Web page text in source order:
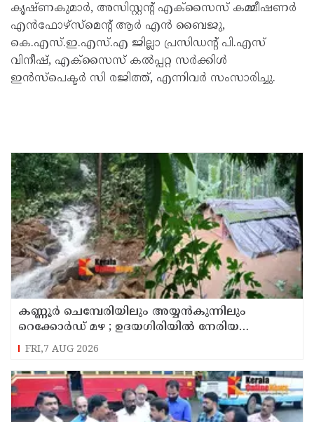
കൃഷ്ണകുമാർ, അസിസ്റ്റന്റ് എക്സൈസ് കമ്മീഷണർ
എൻഫോഴ്സ്മെന്റ് ആർ എൻ ബൈജു,
കെ.എസ്.ഇ.എസ്.എ ജില്ലാ പ്രസിഡന്റ് പി.എസ്
വിനീഷ്, എക്സൈസ് കൽപ്പറ്റ സർക്കിൾ
ഇൻസ്പെക്ടർ സി രജിത്ത്, എന്നിവർ സംസാരിച്ചു.
കണ്ണൂർ ചെമ്പേരിയിലും അയ്യൻകുന്നിലും
റെക്കോർഡ് മഴ ; ഉദയഗിരിയിൽ നേരിയ
ഉരുൾപൊട്ടൽ; 13 പേരെ ക്യാമ്പിലേക്ക് മാറ്റി
FRI,7 AUG 2026